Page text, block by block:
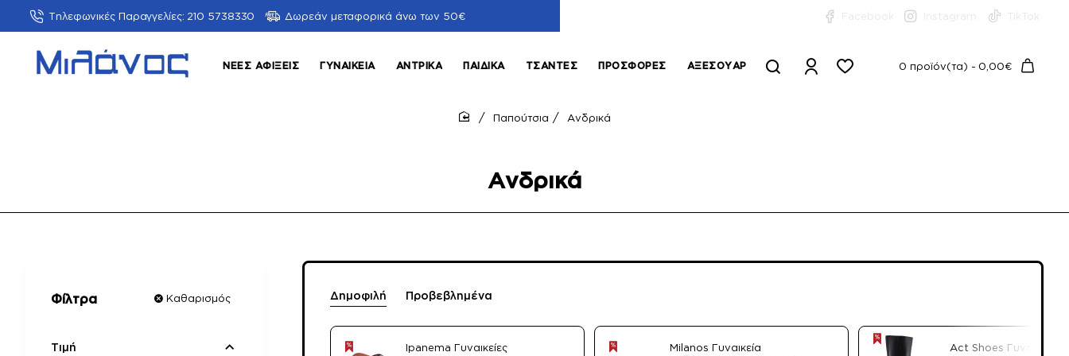
Τηλεφωνικές Παραγγελίες: 210 5738330 Δωρεάν μεταφορικά άνω των 50€
ΝΈΕΣ ΑΦΊΞΕΙΣ ΓΥΝΑΙΚΕΊΑ ΑΝΤΡΙΚΆ ΠΑΙΔΙΚΆ ΤΣΆΝΤΕΣ ΠΡΟΣΦΟΡΈΣ ΑΞΕΣΟΥΆΡ 0 προϊόν(τα) - 0,00€
Ανδρικά
Παπούτσια Ανδρικά
Φίλτρα Καθαρισμός
Τιμή
Δημοφιλή Προβεβλημένα
Ipanema Γυναικείες
Milanos Γυναικεία
Act Shoes Γυναικείες